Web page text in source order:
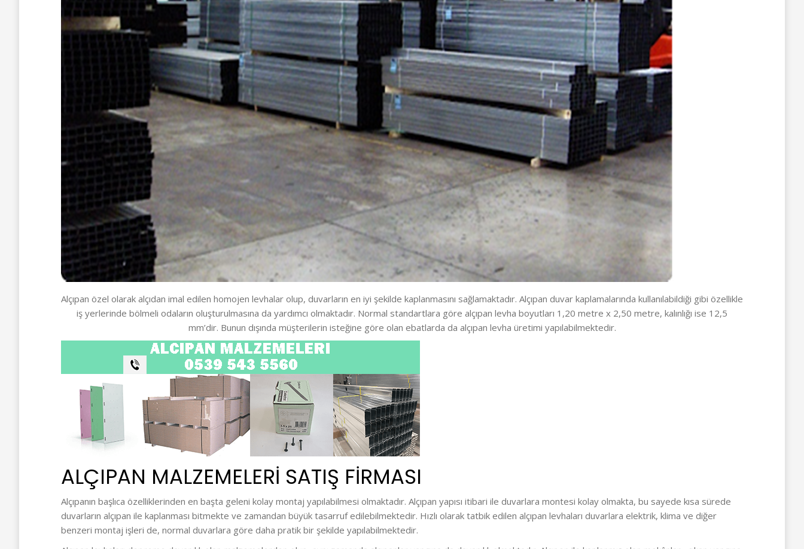
Alçıpan özel olarak alçıdan imal edilen homojen levhalar olup, duvarların en iyi şekilde kaplanmasını sağlamaktadır. Alçıpan duvar kaplamalarında kullanılabildiği gibi özellikle
iş yerlerinde bölmeli odaların oluşturulmasına da yardımcı olmaktadır. Normal standartlara göre alçıpan levha boyutları 1,20 metre x 2,50 metre, kalınlığı ise 12,5
mm’dir. Bunun dışında müşterilerin isteğine göre olan ebatlarda da alçıpan levha üretimi yapılabilmektedir.
ALÇIPAN MALZEMELERI SATIŞ FİRMASI
Alçıpanın başlıca özelliklerinden en başta geleni kolay montaj yapılabilmesi olmaktadır. Alçıpan yapısı itibari ile duvarlara montesi kolay olmakta, bu sayede kısa sürede
duvarların alçıpan ile kaplanması bitmekte ve zamandan büyük tasarruf edilebilmektedir. Hızlı olarak tatbik edilen alçıpan levhaları duvarlara elektrik, klima ve diğer
benzeri montaj işleri de, normal duvarlara göre daha pratik bir şekilde yapılabilmektedir.